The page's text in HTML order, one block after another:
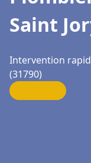
Saint
Intervention
(31790)